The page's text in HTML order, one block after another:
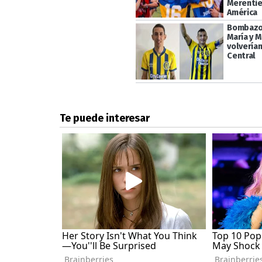
América
María y
Central